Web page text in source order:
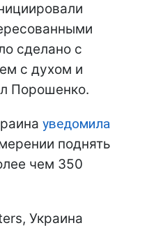
сделано с
с духом и
Порошенко.
уведомила
поднять
чем 350
Украина